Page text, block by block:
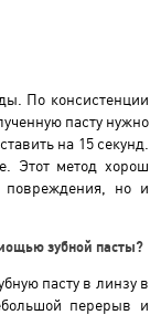
По консистенции
пасту нужно
на 15 секунд.
Этот метод хорош
повреждения, но и
зубной пасты?
пасту в линзу в
перерыв и